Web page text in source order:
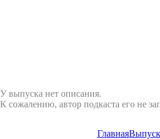
У выпуска нет описания.
К сожалению, автор подкаста его не
Главная